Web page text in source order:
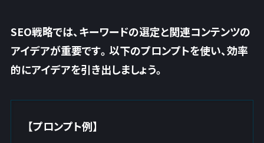
SEO戦略では、キーワードの選定と関連コンテンツの
アイデアが重要です。以下のプロンプトを使い、効率
的にアイデアを引き出しましょう。
【プロンプト例】